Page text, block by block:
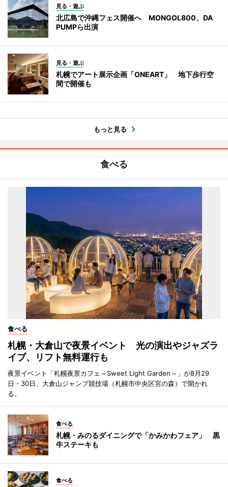
見る・遊ぶ
北広島で沖縄フェス開催へ MONGOL800、DA
PUMPら出演
見る・遊ぶ
札幌でアート展示企画「ONEART」 地下歩行空
間で開催も
もっと見る
食べる
食べる
札幌・大倉山で夜景イベント 光の演出やジャズラ
イブ、リフト無料運行も
夜景イベント「札幌夜景カフェ～Sweet Light Garden～」が8月29
日・30日、大倉山ジャンプ競技場（札幌市中央区宮の森）で開かれ
る。
食べる
札幌・みのるダイニングで「かみかわフェア」 黒
牛ステーキも
食べる